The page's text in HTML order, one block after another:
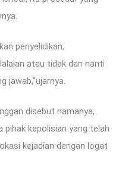
penyelidikan,
atau tidak dan nanti
jawab,”ujarnya.
disebut namanya,
pihak kepolisian yang telah
kejadian dengan logat